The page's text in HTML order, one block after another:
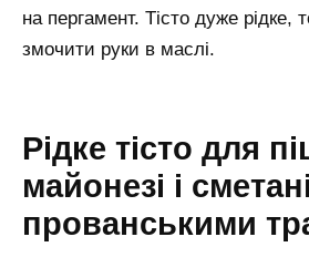
на пергамент. Тісто дуже рідке,
змочити руки в маслі.
Рідке тісто для
майонезі і
прованськими